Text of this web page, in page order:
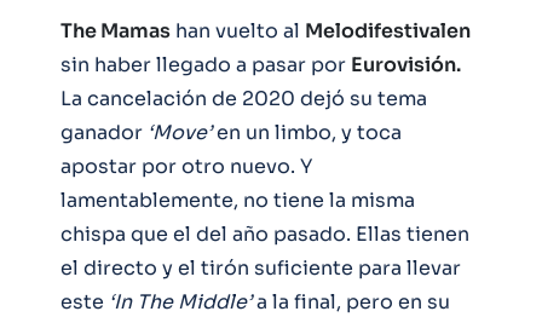
The Mamas han vuelto al Melodifestivalen
sin haber llegado a pasar por Eurovisión.
La cancelación de 2020 dejó su tema
ganador ‘Move’en un limbo, y toca
apostar por otro nuevo. Y
lamentablemente, no tiene la misma
chispa que el del año pasado. Ellas tienen
el directo y el tirón suficiente para llevar
este ‘In The Middle’a la final, pero en su